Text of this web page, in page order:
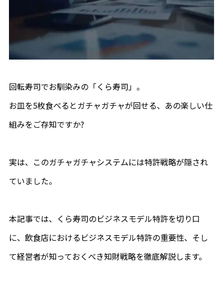
回転寿司でお馴染みの「くら寿司」。
お皿を5枚食べるとガチャガチャが回せる、あの楽しい仕
組みをご存知ですか?
実は、このガチャガチャシステムには特許戦略が隠され
ていました。
本記事では、くら寿司のビジネスモデル特許を切り口
に、飲食店におけるビジネスモデル特許の重要性、そし
て経営者が知っておくべき知財戦略を徹底解説します。